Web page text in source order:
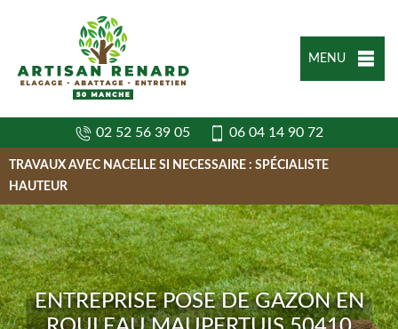
MENU
02 52 56 39 05 06 04 14 90 72
TRAVAUX AVEC NACELLE SI NECESSAIRE : SPÉCIALISTE
HAUTEUR
ENTREPRISE POSE DE GAZON EN